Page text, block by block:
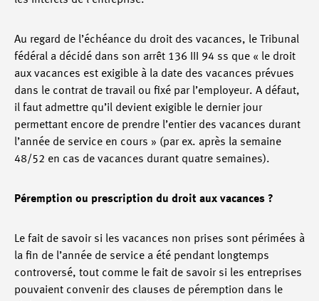
Au regard de l’échéance du droit des vacances, le Tribunal
fédéral a décidé dans son arrêt 136 III 94 ss que « le droit
aux vacances est exigible à la date des vacances prévues
dans le contrat de travail ou fixé par l’employeur. A défaut,
il faut admettre qu’il devient exigible le dernier jour
permettant encore de prendre l’entier des vacances durant
l’année de service en cours » (par ex. après la semaine
48/52 en cas de vacances durant quatre semaines).
Péremption ou prescription du droit aux vacances ?
Le fait de savoir si les vacances non prises sont périmées à
la fin de l’année de service a été pendant longtemps
controversé, tout comme le fait de savoir si les entreprises
pouvaient convenir des clauses de péremption dans le